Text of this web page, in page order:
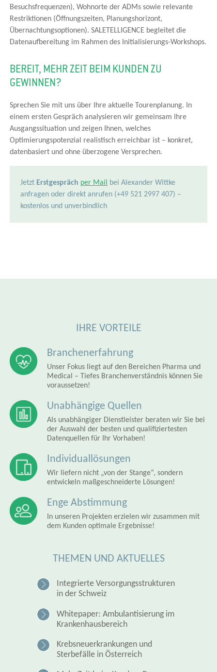
Besuchsfrequenzen), Wohnorte der ADMs sowie relevante
Restriktionen (Öffnungszeiten, Planungshorizont,
Übernachtungsoptionen). SALETELLIGENCE begleitet die
Datenaufbereitung im Rahmen des Initialisierungs-Workshops.
BEREIT, MEHR ZEIT BEIM KUNDEN ZU
GEWINNEN?
Sprechen Sie mit uns über Ihre aktuelle Tourenplanung. In
einem ersten Gespräch analysieren wir gemeinsam Ihre
Ausgangssituation und zeigen Ihnen, welches
Optimierungspotenzial realistisch erreichbar ist – konkret,
datenbasiert und ohne überzogene Versprechen.
Jetzt Erstgespräch per Mail
bei Alexander Wittke
anfragen oder direkt anrufen (+49 521 2997 407) –
kostenlos und unverbindlich
IHRE VORTEILE
Branchenerfahrung
Unser Fokus liegt auf den Bereichen Pharma und
Medical – Tiefes Branchenverständnis können Sie
voraussetzen!
Unabhängige Quellen
Als unabhängiger Dienstleister beraten wir Sie bei
der Auswahl der besten und qualifiziertesten
Datenquellen für Ihr Vorhaben!
Individuallösungen
Wir liefern nicht „von der Stange“, sondern
entwickeln maßgeschneiderte Lösungen!
Enge Abstimmung
In unseren Projekten erzielen wir zusammen mit
dem Kunden optimale Ergebnisse!
THEMEN UND AKTUELLES
Integrierte Versorgungsstrukturen
in der Schweiz
Whitepaper: Ambulantisierung im
Krankenhausbereich
Krebsneuerkrankungen und
Sterbefälle in Österreich